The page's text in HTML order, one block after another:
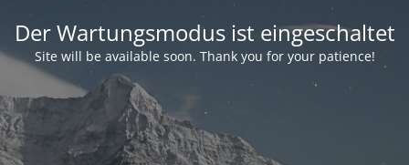
Der Wartungsmodus ist eingeschaltet
Site will be available soon. Thank you for your patience!